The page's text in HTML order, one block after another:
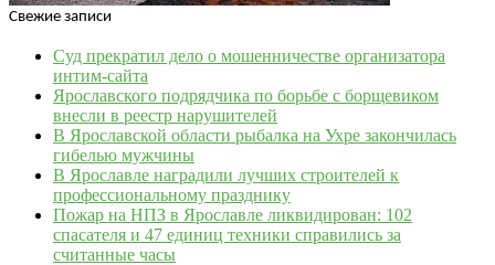
Свежие записи
Суд прекратил дело о мошенничестве организатора
интим-сайта
Ярославского подрядчика по борьбе с борщевиком
внесли в реестр нарушителей
В Ярославской области рыбалка на Ухре закончилась
гибелью мужчины
В Ярославле наградили лучших строителей к
профессиональному празднику
Пожар на НПЗ в Ярославле ликвидирован: 102
спасателя и 47 единиц техники справились за
считанные часы